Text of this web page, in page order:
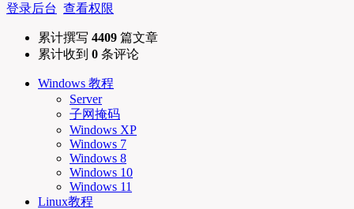
登录后台 查看权限
累计撰写 4409 篇文章
累计收到 0 条评论
Windows 教程
Server
子网掩码
Windows XP
Windows 7
Windows 8
Windows 10
Windows 11
Linux教程